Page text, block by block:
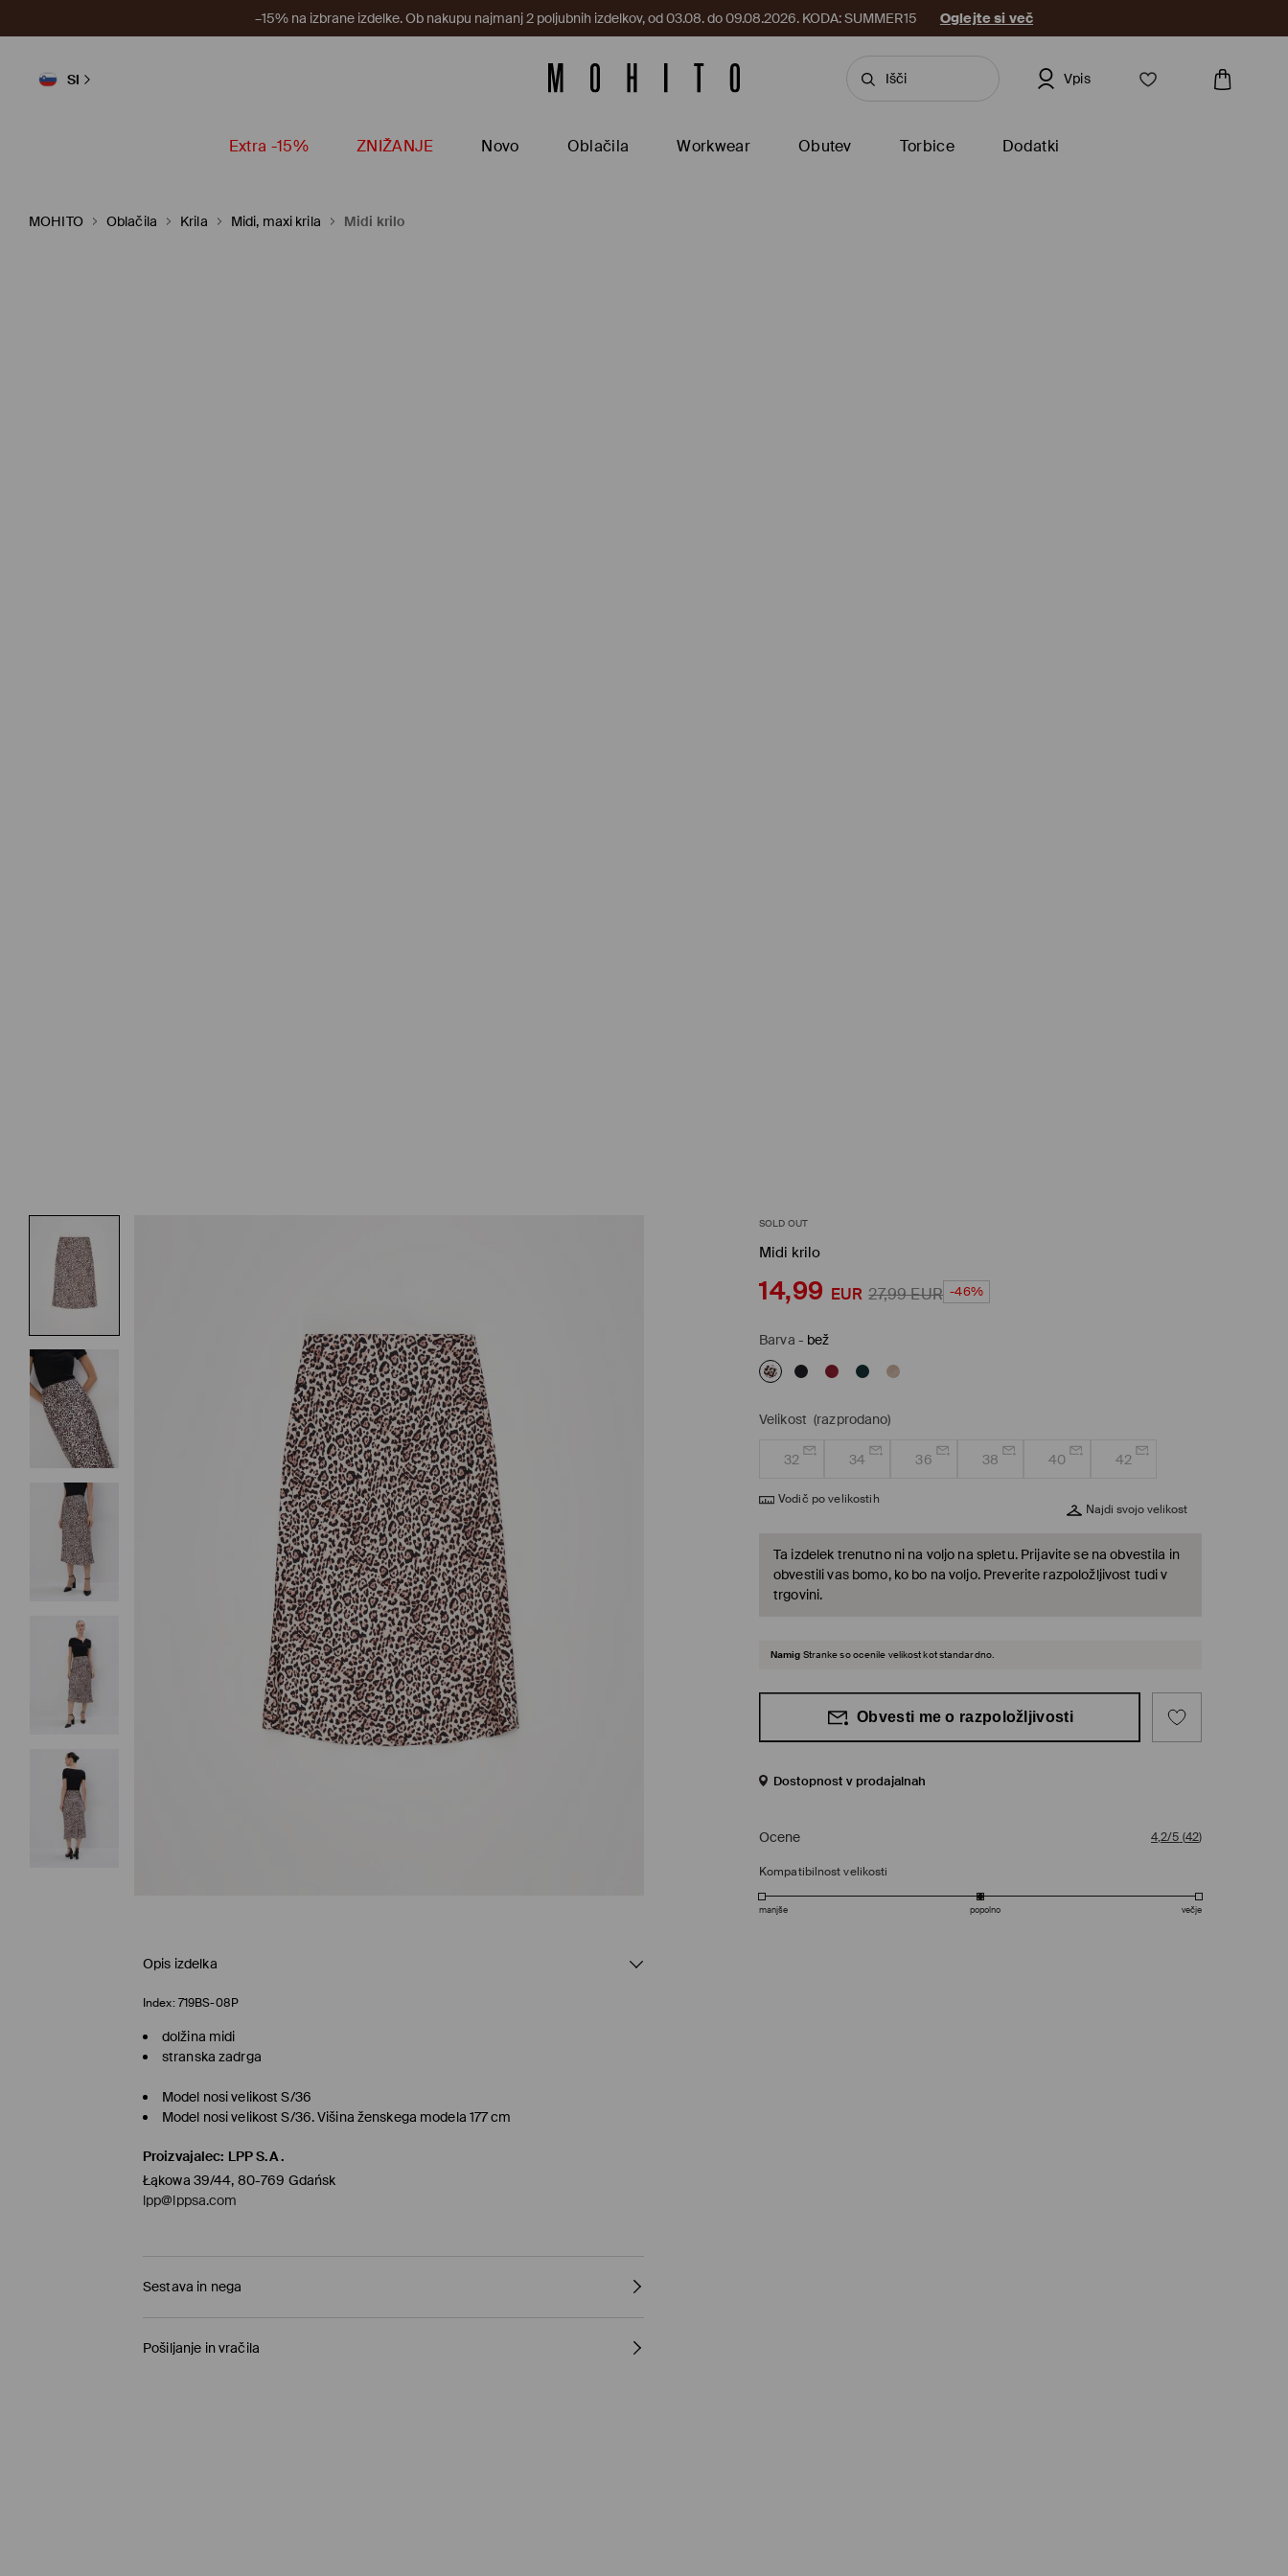
–15% na izbrane izdelke. Ob nakupu najmanj 2 poljubnih izdelkov, od 03.08. do 09.08.2026. KODA: SUMMER15 Oglejte si več
SI Vpis
Extra -15% ZNIŽANJE Novo Oblačila Workwear Obutev Torbice Dodatki
MOHITO Oblačila Krila Midi, maxi krila Midi krilo
SOLD OUT
Midi krilo
14,99 EUR 27,99EUR -46%
Barva - bež
Velikost (razprodano)
32 34 36 38 40 42
Vodič po velikostih
Najdi svojo velikost
Ta izdelek trenutno ni na voljo na spletu. Prijavite se na obvestila in
obvestili vas bomo, ko bo na voljo. Preverite razpoložljivost tudi v
trgovini.
Namig Stranke so ocenile velikost kot standardno.
Obvesti me o razpoložljivosti
Dostopnost v prodajalnah
Ocene 4,2/5 (42)
Kompatibilnost velikosti
manjše popolno večje
Opis izdelka
Index: 719BS-08P
dolžina midi
stranska zadrga
Model nosi velikost S/36
Model nosi velikost S/36. Višina ženskega modela 177 cm
Proizvajalec: LPP S.A.
Łąkowa 39/44, 80-769 Gdańsk
lpp@lppsa.com
Sestava in nega
Pošiljanje in vračila